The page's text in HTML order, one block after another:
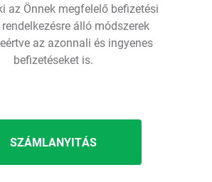
az Önnek megfelelő befizetési
álló módszerek
az azonnali és ingyenes
befizetéseket is.
SZÁMLANYITÁS